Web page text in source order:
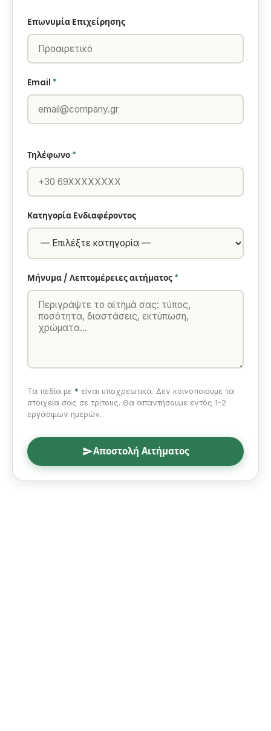
Επωνυμία Επιχείρησης
Email *
Τηλέφωνο *
Κατηγορία Ενδιαφέροντος
Μήνυμα / Λεπτομέρειες αιτήματος *
Τα πεδία με * είναι υποχρεωτικά. Δεν κοινοποιούμε τα
στοιχεία σας σε τρίτους. Θα απαντήσουμε εντός 1–2
εργάσιμων ημερών.
Αποστολή Αιτήματος